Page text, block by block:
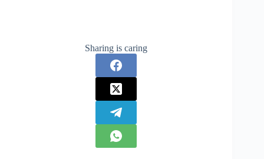
Sharing is caring